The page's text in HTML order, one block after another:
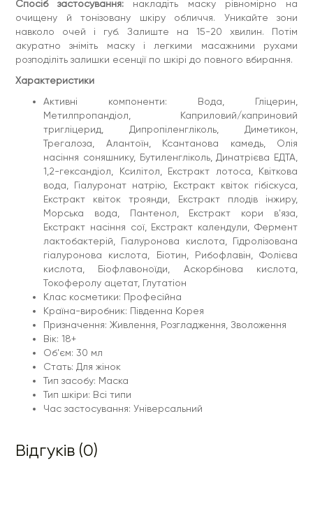
Спосіб застосування: накладіть маску рівномірно на
очищену й тонізовану шкіру обличчя. Уникайте зони
навколо очей і губ. Залиште на 15-20 хвилин. Потім
акуратно зніміть маску і легкими масажними рухами
розподіліть залишки есенції по шкірі до повного вбирання.
Характеристики
Активні компоненти: Вода, Гліцерин,
Метилпропандіол, Каприловий/каприновий
тригліцерид, Дипропіленгліколь, Диметикон,
Трегалоза, Алантоїн, Ксантанова камедь, Олія
насіння соняшнику, Бутиленгліколь, Динатрієва ЕДТА,
1,2-гександіол, Ксилітол, Екстракт лотоса, Квіткова
вода, Гіалуронат натрію, Екстракт квіток гібіскуса,
Екстракт квіток троянди, Екстракт плодів інжиру,
Морська вода, Пантенол, Екстракт кори в'яза,
Екстракт насіння сої, Екстракт календули, Фермент
лактобактерій, Гіалуронова кислота, Гідролізована
гіалуронова кислота, Біотин, Рибофлавін, Фолієва
кислота, Біофлавоноїди, Аскорбінова кислота,
Токоферолу ацетат, Глутатіон
Клас косметики: Професійна
Країна-виробник: Південна Корея
Призначення: Живлення, Розгладження, Зволоження
Вік: 18+
Об'єм: 30 мл
Стать: Для жінок
Тип засобу: Маска
Тип шкіри: Всі типи
Час застосування: Універсальний
Відгуків (0)